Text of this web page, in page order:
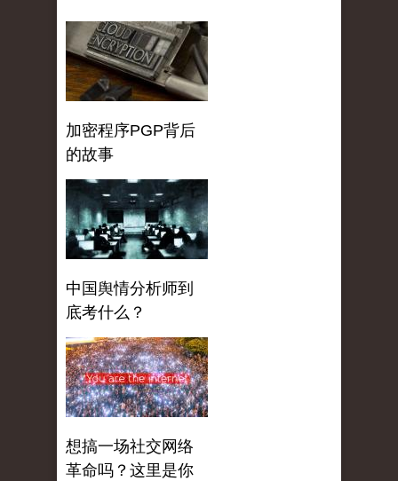
加密程序PGP背后
的故事
中国舆情分析师到
底考什么？
想搞一场社交网络
革命吗？这里是你